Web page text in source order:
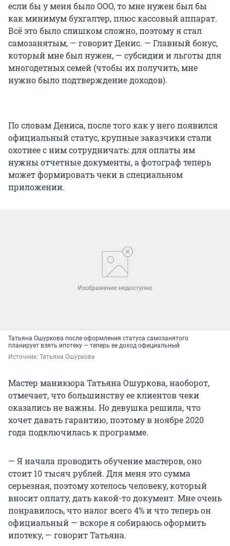
если бы у меня было ООО, то мне нужен был бы
как минимум бухгалтер, плюс кассовый аппарат.
Всё это было слишком сложно, поэтому я стал
самозанятым, — говорит Денис. — Главный бонус,
который мне был нужен, — субсидии и льготы для
многодетных семей (чтобы их получить, мне
нужно было подтверждение доходов).
По словам Дениса, после того как у него появился
официальный статус, крупные заказчики стали
охотнее с ним сотрудничать: для оплаты им
нужны отчетные документы, а фотограф теперь
может формировать чеки в специальном
приложении.
Татьяна Ошуркова после оформления статуса самозанятого
планирует взять ипотеку — теперь ее доход официальный
Источник: Татьяна Ошуркова
Мастер маникюра Татьяна Ошуркова, наоборот,
отмечает, что большинству ее клиентов чеки
оказались не важны. Но девушка решила, что
хочет давать гарантию, поэтому в ноябре 2020
года подключилась к программе.
— Я начала проводить обучение мастеров, оно
стоит 10 тысяч рублей. Для меня это сумма
серьезная, поэтому хотелось человеку, который
вносит оплату, дать какой-то документ. Мне очень
понравилось, что налог всего 4% и что теперь он
официальный — вскоре я собираюсь оформить
ипотеку, — говорит Татьяна.